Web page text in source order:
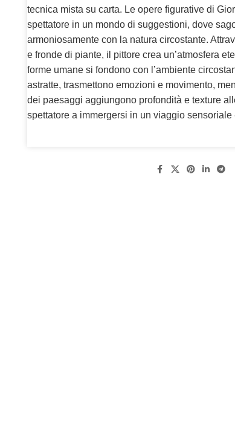
tecnica mista su carta. Le opere figurative di
spettatore in un mondo di suggestioni, dove
armoniosamente con la natura circostante.
e fronde di piante, il pittore crea un’atmosfera
forme umane si fondono con l’ambiente
astratte, trasmettono emozioni e movimento,
dei paesaggi aggiungono profondità e texture
spettatore a immergersi in un viaggio sensoriale